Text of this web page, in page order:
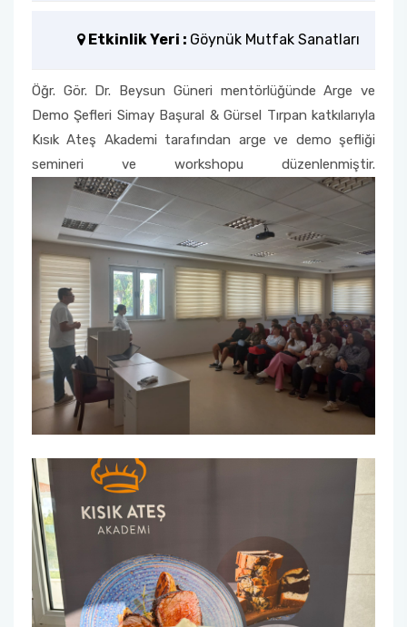
Etkinlik Yeri : Göynük Mutfak Sanatları
Öğr. Gör. Dr. Beysun Güneri mentörlüğünde Arge ve
Demo Şefleri Simay Başural & Gürsel Tırpan katkılarıyla
Kısık Ateş Akademi tarafından arge ve demo şefliği
semineri ve workshopu düzenlenmiştir.
Öğrenci Memnuniyet Anketi
Öğrenci Kılavuzları
Öğrenci El Kitabı
Geri Bildirimlere Yönelik İyileştirmeler
Yemekhane Menüsü
Uygulama ve Ödev Değerlendirme Kriterleri